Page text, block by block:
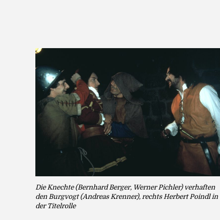
Die Knechte (Bernhard Berger, Werner Pichler) verhaften
den Burgvogt (Andreas Krenner), rechts Herbert Poindl in
der Titelrolle